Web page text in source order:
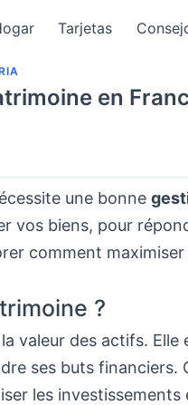
Tarjetas
en
une bonne
vos biens, pour
comment
?
valeur des actifs. Elle
ses buts financiers.
les investissements